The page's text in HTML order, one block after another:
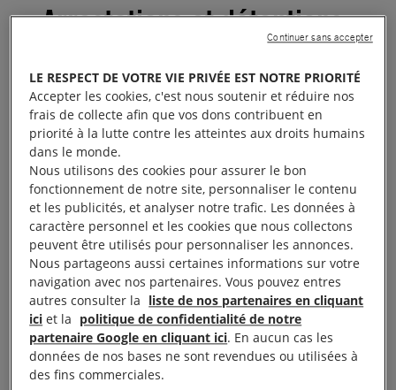
Arrestations et détentions
Des syndicalistes, des membres de l’opposition, des
journalistes, des défenseur·e·s des droits humains et
des militant·e·s de la société civile ont été
arbitrairement arrêtés et placés en détention.
Le 16 février, lors d’une manifestation pacifique à
Ndalatando, la Police nationale angolaise (PNA) a
arrêté les députés Francisco Fernandes Falua et
João Quipipa Dias, du parti d’opposition Union
nationale pour l’indépendance totale de l’Angola
(UNITA), ainsi que plusieurs autres manifestant·e·s.
Le journaliste António Domingos, qui couvrait les
LE RESPECT DE VOTRE VIE PRIVÉE EST NOTRE PRIORITÉ
Accepter les cookies, c'est nous soutenir et réduire nos
frais de collecte afin que vos dons contribuent en
priorité à la lutte contre les atteintes aux droits humains
dans le monde.
Nous utilisons des cookies pour assurer le bon
fonctionnement de notre site, personnaliser le contenu
et les publicités, et analyser notre trafic. Les données à
caractère personnel et les cookies que nous collectons
peuvent être utilisés pour personnaliser les annonces.
Nous partageons aussi certaines informations sur votre
navigation avec nos partenaires. Vous pouvez entres
autres consulter la liste de nos partenaires en cliquant
ici et la politique de confidentialité de notre
partenaire Google en cliquant ici. En aucun cas les
données de nos bases ne sont revendues ou utilisées à
des fins commerciales.
Continuer sans accepter